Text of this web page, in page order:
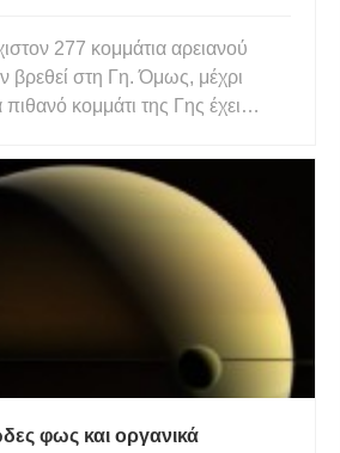
277 κομμάτια αρειανού
βρεθεί στη Γη. Όμως, μέχρι
κομμάτι της Γης έχει
αστροναύτες του Apollo 14, οι
ένα θραύσμα 2 g από χαλαζία,
φως και οργανικά